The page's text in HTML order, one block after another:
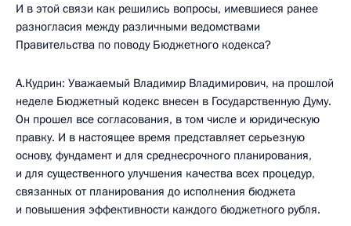
И в этой связи как решились вопросы, имевшиеся ранее
разногласия между различными ведомствами
Правительства по поводу Бюджетного кодекса?
А.Кудрин: Уважаемый Владимир Владимирович, на прошлой
неделе Бюджетный кодекс внесен в Государственную Думу.
Он прошел все согласования, в том числе и юридическую
правку. И в настоящее время представляет серьезную
основу, фундамент и для среднесрочного планирования,
и для существенного улучшения качества всех процедур,
связанных от планирования до исполнения бюджета
и повышения эффективности каждого бюджетного рубля.